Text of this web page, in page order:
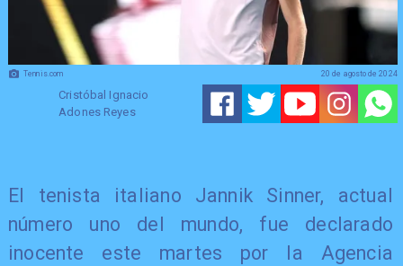
Tennis.com
Cristóbal Ignacio
Adones Reyes
20 de agosto de 2024
El tenista italiano Jannik Sinner, actual
número uno del mundo, fue declarado
inocente este martes por la Agencia